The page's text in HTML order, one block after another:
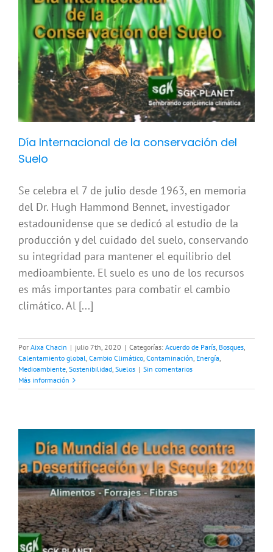
Día Internacional de la conservación del
Suelo
Se celebra el 7 de julio desde 1963, en memoria
del Dr. Hugh Hammond Bennet, investigador
estadounidense que se dedicó al estudio de la
producción y del cuidado del suelo, conservando
su integridad para mantener el equilibrio del
medioambiente. El suelo es uno de los recursos
es más importantes para combatir el cambio
climático. Al [...]
Por Aixa Chacin | julio 7th, 2020 | Categorías: Acuerdo de París, Bosques,
Calentamiento global, Cambio Climático, Contaminación, Energía,
Medioambiente, Sostenibilidad, Suelos | Sin comentarios
Más información